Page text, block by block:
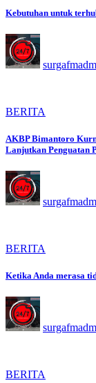
Kebutuhan untuk
BERITA
AKBP Bimantoro
Lanjutkan Penguatan
BERITA
Ketika Anda merasa
BERITA